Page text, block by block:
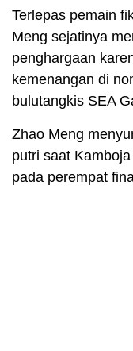
Terlepas pemain
Meng sejatinya
penghargaan
kemenangan di
bulutangkis SEA
Zhao Meng
putri saat
pada perempat